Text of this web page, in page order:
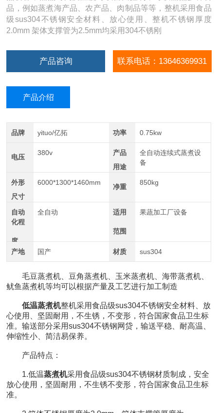
品，例如蒸煮海产品、农产品、肉制品等等，整机采用食品
级sus304不锈钢安全材料、放心使用、整机不锈钢厚度
2.0mm 架体支撑管为2.5mm均采用304不锈刚
产品咨询 联系电话：13646369931
产品介绍
品牌 yituo/亿拓 功率 0.75kw
电压
380v
产品
用途
全自动连续式蒸煮设
备
外形
尺寸
6000*1300*1460mm
净重
850kg
自动
化程
度
全自动 适用
范围
果蔬加工厂设备
产地 国产 材质 sus304
毛豆蒸煮机、豆角蒸煮机、玉米蒸煮机、海带蒸煮机、
鱿鱼蒸煮机等均可以根据产量及工艺进行加工制造
低温蒸煮机整机采用食品级sus304不锈钢安全材料、放
心使用、坚固耐用，不生锈，不变形，符合国家食品卫生标
准。输送部分采用sus304不锈钢网贷，输送平稳、耐高温、
伸缩性小、简洁易保养。
产品特点：
1.低温蒸煮机采用食品级sus304不锈钢材质制成，安全
放心使用，坚固耐用，不生锈不变形，符合国家食品卫生标
准。